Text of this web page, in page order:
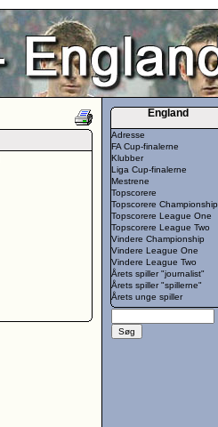
England
Adresse
FA Cup-finalerne
Klubber
Liga Cup-finalerne
Mestrene
Topscorere
Topscorere Championship
Topscorere League One
Topscorere League Two
Vindere Championship
Vindere League One
Vindere League Two
Årets spiller "journalist"
Årets spiller "spillerne"
Årets unge spiller